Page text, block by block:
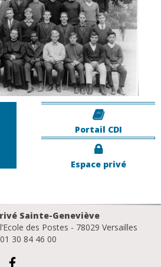
Portail CDI
Espace privé
Sainte-Geneviève
des Postes - 78029 Versailles
30 84 46 00